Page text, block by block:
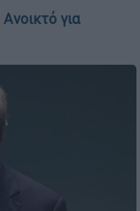
Ανοικτό για